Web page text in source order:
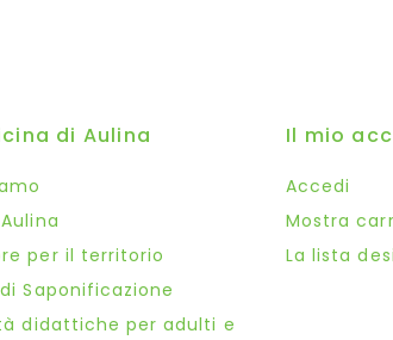
di Aulina
per il territorio
Saponificazione
didattiche per adulti e
Il mio
Accedi
Mostra
La lista